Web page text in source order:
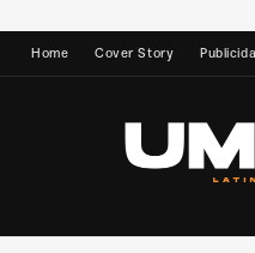
Home Cover Story